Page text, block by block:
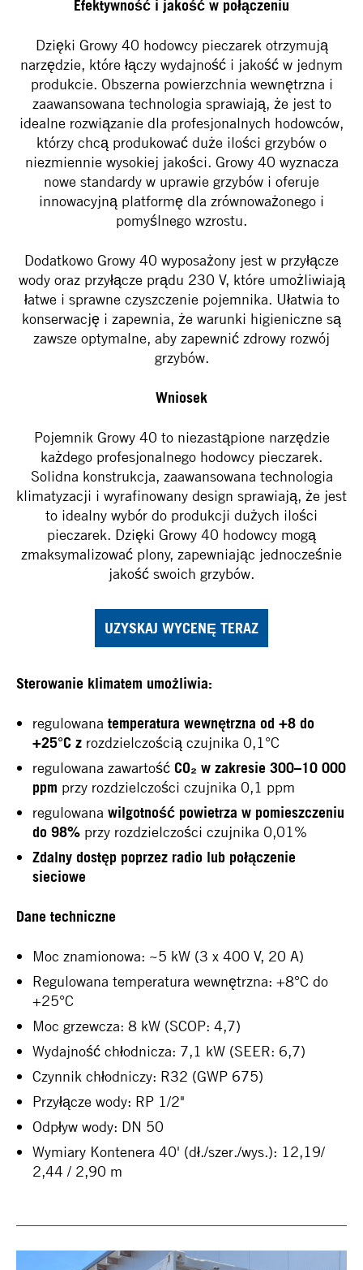
Efektywność i jakość w połączeniu
Dzięki Growy 40 hodowcy pieczarek otrzymują
narzędzie, które łączy wydajność i jakość w jednym
produkcie. Obszerna powierzchnia wewnętrzna i
zaawansowana technologia sprawiają, że jest to
idealne rozwiązanie dla profesjonalnych hodowców,
którzy chcą produkować duże ilości grzybów o
niezmiennie wysokiej jakości. Growy 40 wyznacza
nowe standardy w uprawie grzybów i oferuje
innowacyjną platformę dla zrównoważonego i
pomyślnego wzrostu.
Dodatkowo Growy 40 wyposażony jest w przyłącze
wody oraz przyłącze prądu 230 V, które umożliwiają
łatwe i sprawne czyszczenie pojemnika. Ułatwia to
konserwację i zapewnia, że ​​warunki higieniczne są
zawsze optymalne, aby zapewnić zdrowy rozwój
grzybów.
Wniosek
Pojemnik Growy 40 to niezastąpione narzędzie
każdego profesjonalnego hodowcy pieczarek.
Solidna konstrukcja, zaawansowana technologia
klimatyzacji i wyrafinowany design sprawiają, że jest
to idealny wybór do produkcji dużych ilości
pieczarek. Dzięki Growy 40 hodowcy mogą
zmaksymalizować plony, zapewniając jednocześnie
jakość swoich grzybów.
UZYSKAJ WYCENĘ TERAZ
Sterowanie klimatem umożliwia:
regulowana temperatura wewnętrzna od +8 do
+25°C z rozdzielczością czujnika 0,1°C
regulowana zawartość CO₂ w zakresie 300–10 000
ppm przy rozdzielczości czujnika 0,1 ppm
regulowana wilgotność powietrza w pomieszczeniu
do 98% przy rozdzielczości czujnika 0,01%
Zdalny dostęp poprzez radio lub połączenie
sieciowe
Dane techniczne
Moc znamionowa: ~5 kW (3 x 400 V, 20 A)
Regulowana temperatura wewnętrzna: +8°C do
+25°C
Moc grzewcza: 8 kW (SCOP: 4,7)
Wydajność chłodnicza: 7,1 kW (SEER: 6,7)
Czynnik chłodniczy: R32 (GWP 675)
Przyłącze wody: RP 1/2"
Odpływ wody: DN 50
Wymiary Kontenera 40' (dł./szer./wys.): 12,19/
2,44 / 2,90 m